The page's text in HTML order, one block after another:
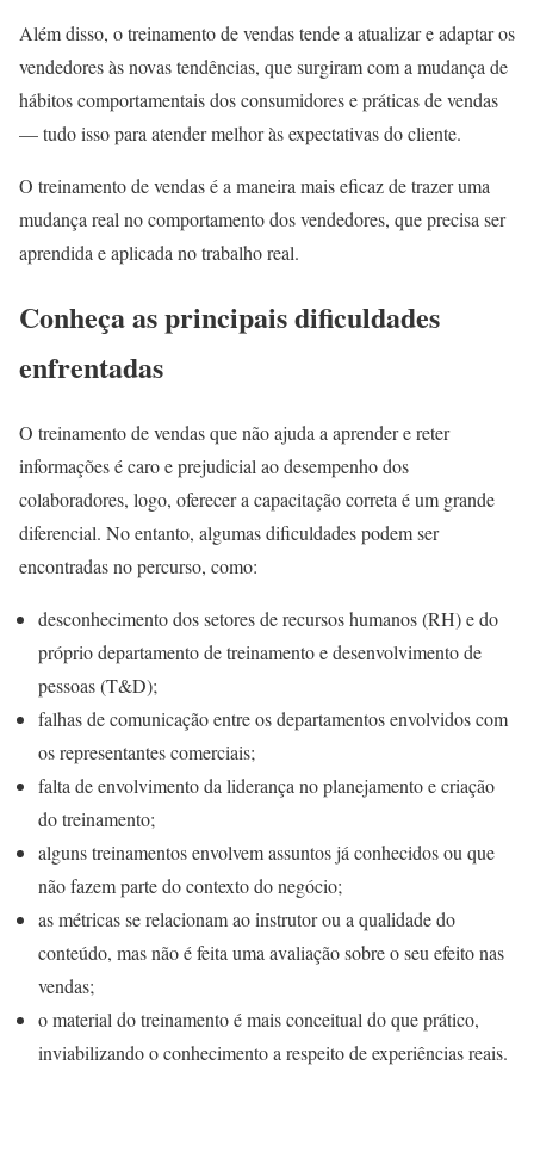
Além disso, o treinamento de vendas tende a atualizar e adaptar os
vendedores às novas tendências, que surgiram com a mudança de
hábitos comportamentais dos consumidores e práticas de vendas
— tudo isso para atender melhor às expectativas do cliente.
O treinamento de vendas é a maneira mais eficaz de trazer uma
mudança real no comportamento dos vendedores, que precisa ser
aprendida e aplicada no trabalho real.
Conheça as principais dificuldades
enfrentadas
O treinamento de vendas que não ajuda a aprender e reter
informações é caro e prejudicial ao desempenho dos
colaboradores, logo, oferecer a capacitação correta é um grande
diferencial. No entanto, algumas dificuldades podem ser
encontradas no percurso, como:
desconhecimento dos setores de recursos humanos (RH) e do
próprio departamento de treinamento e desenvolvimento de
pessoas (T&D);
falhas de comunicação entre os departamentos envolvidos com
os representantes comerciais;
falta de envolvimento da liderança no planejamento e criação
do treinamento;
alguns treinamentos envolvem assuntos já conhecidos ou que
não fazem parte do contexto do negócio;
as métricas se relacionam ao instrutor ou a qualidade do
conteúdo, mas não é feita uma avaliação sobre o seu efeito nas
vendas;
o material do treinamento é mais conceitual do que prático,
inviabilizando o conhecimento a respeito de experiências reais.